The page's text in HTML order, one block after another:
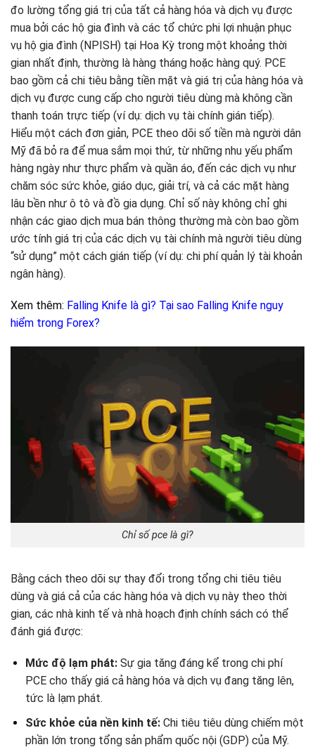
đo lường tổng giá trị của tất cả hàng hóa và dịch vụ được
mua bởi các hộ gia đình và các tổ chức phi lợi nhuận phục
vụ hộ gia đình (NPISH) tại Hoa Kỳ trong một khoảng thời
gian nhất định, thường là hàng tháng hoặc hàng quý. PCE
bao gồm cả chi tiêu bằng tiền mặt và giá trị của hàng hóa và
dịch vụ được cung cấp cho người tiêu dùng mà không cần
thanh toán trực tiếp (ví dụ: dịch vụ tài chính gián tiếp).
Hiểu một cách đơn giản, PCE theo dõi số tiền mà người dân
Mỹ đã bỏ ra để mua sắm mọi thứ, từ những nhu yếu phẩm
hàng ngày như thực phẩm và quần áo, đến các dịch vụ như
chăm sóc sức khỏe, giáo dục, giải trí, và cả các mặt hàng
lâu bền như ô tô và đồ gia dụng. Chỉ số này không chỉ ghi
nhận các giao dịch mua bán thông thường mà còn bao gồm
ước tính giá trị của các dịch vụ tài chính mà người tiêu dùng
“sử dụng” một cách gián tiếp (ví dụ: chi phí quản lý tài khoản
ngân hàng).
Xem thêm: Falling Knife là gì? Tại sao Falling Knife nguy
hiểm trong Forex?
Chỉ số pce là gì?
Bằng cách theo dõi sự thay đổi trong tổng chi tiêu tiêu
dùng và giá cả của các hàng hóa và dịch vụ này theo thời
gian, các nhà kinh tế và nhà hoạch định chính sách có thể
đánh giá được:
Mức độ lạm phát:Sự gia tăng đáng kể trong chi phí
PCE cho thấy giá cả hàng hóa và dịch vụ đang tăng lên,
tức là lạm phát.
Sức khỏe của nền kinh tế:Chi tiêu tiêu dùng chiếm một
phần lớn trong tổng sản phẩm quốc nội (GDP) của Mỹ.